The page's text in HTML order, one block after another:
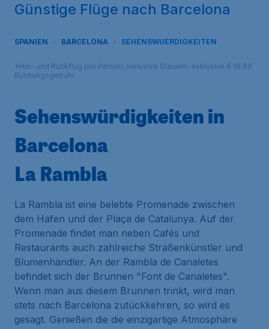
Günstige Flüge nach Barcelona
SPANIEN BARCELONA SEHENSWUERDIGKEITEN
*Hin- und Rückflug pro Person, inklusive Steuern, exklusive € 19,99
Buchungsgebühr.
Sehenswürdigkeiten in
Barcelona
La Rambla
La Rambla ist eine belebte Promenade zwischen
dem Hafen und der Plaça de Catalunya. Auf der
Promenade findet man neben Cafés und
Restaurants auch zahlreiche Straßenkünstler und
Blumenhändler. An der Rambla de Canaletes
befindet sich der Brunnen "Font de Canaletes".
Wenn man aus diesem Brunnen trinkt, wird man
stets nach Barcelona zutückkehren, so wird es
gesagt. Genießen die die einzigartige Atmosphäre